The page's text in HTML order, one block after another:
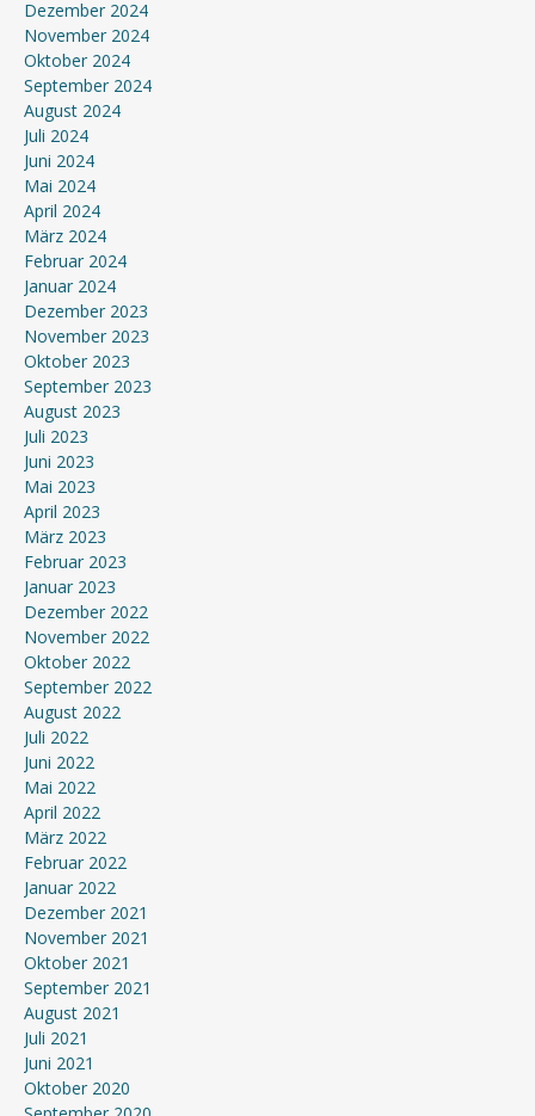
Dezember 2024
November 2024
Oktober 2024
September 2024
August 2024
Juli 2024
Juni 2024
Mai 2024
April 2024
März 2024
Februar 2024
Januar 2024
Dezember 2023
November 2023
Oktober 2023
September 2023
August 2023
Juli 2023
Juni 2023
Mai 2023
April 2023
März 2023
Februar 2023
Januar 2023
Dezember 2022
November 2022
Oktober 2022
September 2022
August 2022
Juli 2022
Juni 2022
Mai 2022
April 2022
März 2022
Februar 2022
Januar 2022
Dezember 2021
November 2021
Oktober 2021
September 2021
August 2021
Juli 2021
Juni 2021
Oktober 2020